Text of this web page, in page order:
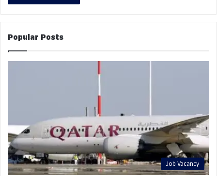
Popular Posts
Job Vacancy